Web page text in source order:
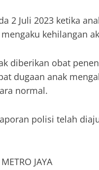
2 Juli 2023 ketika
kehilangan
diberikan obat
dugaan anak
normal.
polisi telah
JAYA